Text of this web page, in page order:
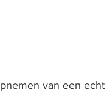
van een